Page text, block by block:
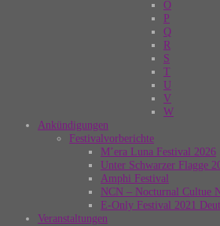
O
P
Q
R
S
T
U
V
W
Ankündigungen
Festivalvorberichte
M’era Luna Festival 2026
Unter Schwarzer Flagge
Amphi Festival
NCN – Nocturnal Cultue
E-Only Festival 2021
Veranstaltungen